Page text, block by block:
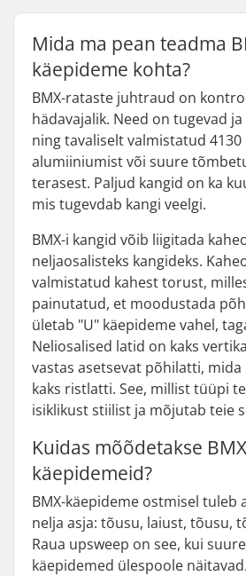
Mida ma pean teadma
käepideme kohta?
BMX-rataste juhtraud on
hädavajalik. Need on tugevad
ning tavaliselt valmistatud
alumiiniumist või suure
terasest. Paljud kangid on ka
mis tugevdab kangi veelgi.
BMX-i kangid võib liigitada
neljaosalisteks kangideks.
valmistatud kahest torust,
painutatud, et moodustada
ületab "U" käepideme vahel,
Neliosalised latid on kaks
vastas asetsevat põhilatti, mida
kaks ristlatti. See, millist tüüpi
isiklikust stiilist ja mõjutab teie
Kuidas mõõdetakse
käepidemeid?
BMX-käepideme ostmisel tuleb
nelja asja: tõusu, laiust, tõusu,
Raua upsweep on see, kui
käepidemed ülespoole